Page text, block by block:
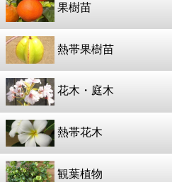
果樹苗
熱帯果樹苗
花木・庭木
熱帯花木
観葉植物